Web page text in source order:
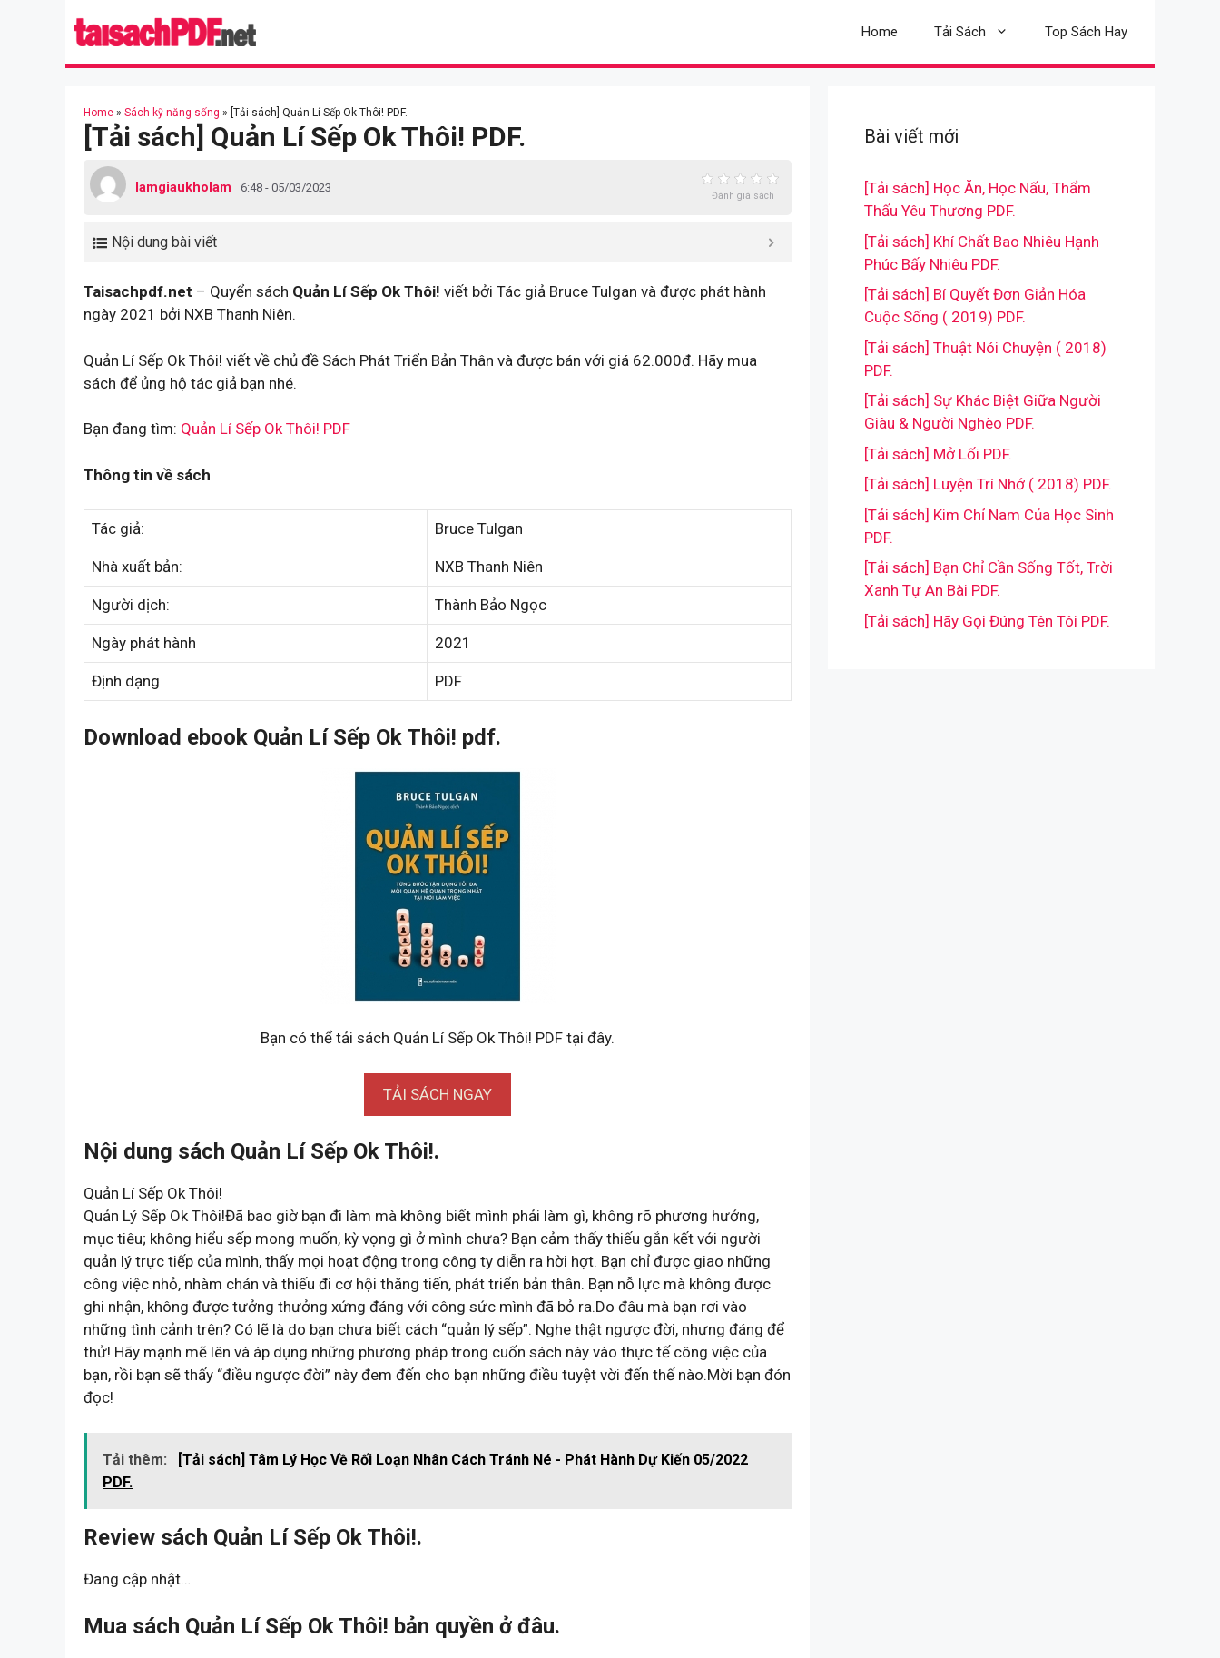
Home Tải Sách Top Sách Hay
Home » Sách kỹ năng sống » [Tải sách] Quản Lí Sếp Ok Thôi! PDF.
[Tải sách] Quản Lí Sếp Ok Thôi! PDF.
lamgiaukholam 6:48 - 05/03/2023
Đánh giá sách
Nội dung bài viết
Taisachpdf.net – Quyển sách Quản Lí Sếp Ok Thôi! viết bởi Tác giả Bruce Tulgan và được phát hành
ngày 2021 bởi NXB Thanh Niên.
Quản Lí Sếp Ok Thôi! viết về chủ đề Sách Phát Triển Bản Thân và được bán với giá 62.000đ. Hãy mua
sách để ủng hộ tác giả bạn nhé.
Bạn đang tìm: Quản Lí Sếp Ok Thôi! PDF
Thông tin về sách
Tác giả: Bruce Tulgan
Nhà xuất bản: NXB Thanh Niên
Người dịch: Thành Bảo Ngọc
Ngày phát hành 2021
Định dạng PDF
Download ebook Quản Lí Sếp Ok Thôi! pdf.
Bạn có thể tải sách Quản Lí Sếp Ok Thôi! PDF tại đây.
TẢI SÁCH NGAY
Nội dung sách Quản Lí Sếp Ok Thôi!.
Quản Lí Sếp Ok Thôi!
Quản Lý Sếp Ok Thôi!Đã bao giờ bạn đi làm mà không biết mình phải làm gì, không rõ phương hướng,
mục tiêu; không hiểu sếp mong muốn, kỳ vọng gì ở mình chưa? Bạn cảm thấy thiếu gắn kết với người
quản lý trực tiếp của mình, thấy mọi hoạt động trong công ty diễn ra hời hợt. Bạn chỉ được giao những
công việc nhỏ, nhàm chán và thiếu đi cơ hội thăng tiến, phát triển bản thân. Bạn nỗ lực mà không được
ghi nhận, không được tưởng thưởng xứng đáng với công sức mình đã bỏ ra.Do đâu mà bạn rơi vào
những tình cảnh trên? Có lẽ là do bạn chưa biết cách “quản lý sếp”. Nghe thật ngược đời, nhưng đáng để
thử! Hãy mạnh mẽ lên và áp dụng những phương pháp trong cuốn sách này vào thực tế công việc của
bạn, rồi bạn sẽ thấy “điều ngược đời” này đem đến cho bạn những điều tuyệt vời đến thế nào.Mời bạn đón
đọc!
Tải thêm:
[Tải sách] Tâm Lý Học Về Rối Loạn Nhân Cách Tránh Né - Phát Hành Dự Kiến 05/2022
PDF.
Review sách Quản Lí Sếp Ok Thôi!.
Đang cập nhật…
Mua sách Quản Lí Sếp Ok Thôi! bản quyền ở đâu.
Bài viết mới
[Tải sách] Học Ăn, Học Nấu, Thẩm
Thấu Yêu Thương PDF.
[Tải sách] Khí Chất Bao Nhiêu Hạnh
Phúc Bấy Nhiêu PDF.
[Tải sách] Bí Quyết Đơn Giản Hóa
Cuộc Sống ( 2019) PDF.
[Tải sách] Thuật Nói Chuyện ( 2018)
PDF.
[Tải sách] Sự Khác Biệt Giữa Người
Giàu & Người Nghèo PDF.
[Tải sách] Mở Lối PDF.
[Tải sách] Luyện Trí Nhớ ( 2018) PDF.
[Tải sách] Kim Chỉ Nam Của Học Sinh
PDF.
[Tải sách] Bạn Chỉ Cần Sống Tốt, Trời
Xanh Tự An Bài PDF.
[Tải sách] Hãy Gọi Đúng Tên Tôi PDF.